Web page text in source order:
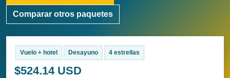
Comparar otros paquetes
Vuelo + hotel Desayuno 4 estrellas
$524.14 USD